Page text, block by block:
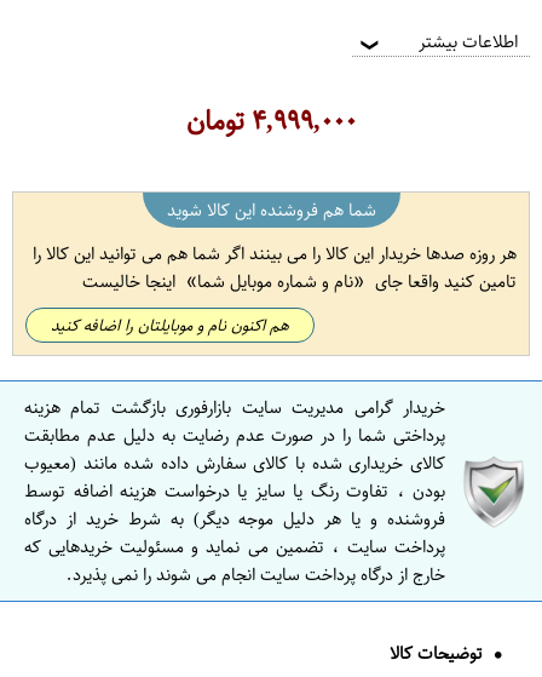
اطلاعات بیشتر ❯
۴,۹۹۹,۰۰۰تومان
شما هم فروشنده این کالا شوید
هر روزه صدها خریدار این کالا را می بینند اگر شما هم می توانید این کالا را
تامین کنید واقعا جای
نام و شماره موبایل شما اینجا خالیست
هم اکنون نام و موبایلتان را اضافه کنید
خریدار گرامی مدیریت سایت بازارفوری بازگشت تمام هزینه
پرداختی شما را در صورت عدم رضایت به دلیل عدم مطابقت
کالای خریداری شده با کالای سفارش داده شده مانند (معیوب
بودن ، تفاوت رنگ یا سایز یا درخواست هزینه اضافه توسط
فروشنده و یا هر دلیل موجه دیگر) به شرط خرید از درگاه
پرداخت سایت ، تضمین می نماید و مسئولیت خریدهایی که
خارج از درگاه پرداخت سایت انجام می شوند را نمی پذیرد.
توضیحات کالا